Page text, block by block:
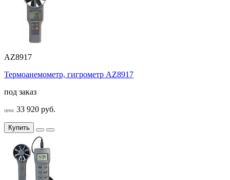
AZ8917
Термоанемометр, гигрометр AZ8917
под заказ
цена: 33 920 руб.
Купить